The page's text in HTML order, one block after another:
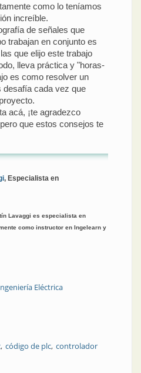
como lo teníamos
increíble.
de señales que
trabajan en conjunto es
que elijo este trabajo
lleva práctica y "horas-
es como resolver un
desafía cada vez que
acá, ¡te agradezco
que estos consejos te
, Especialista en
Lavaggi es especialista en
como instructor en Ingelearn y
Eléctrica
código de plc controlador